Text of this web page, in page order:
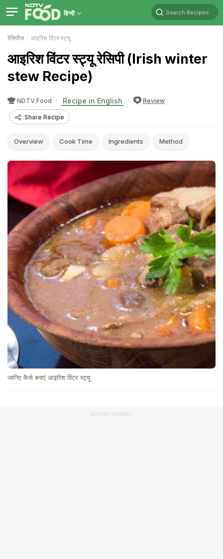
हिन्दी Search Recipes
रेसिपीज आइरिश विंटर स्ट्यू
आइरिश विंटर स्ट्यू रेसिपी (Irish winter
stew Recipe)
NDTV Food Recipe in English Review
Share Recipe
Overview Cook Time Ingredients Method
जानिए कैसे बनाएं आइरिश विंटर स्ट्यू
ADVERTISEMENT